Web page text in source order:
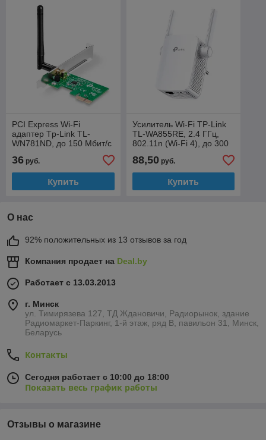
PCI Express Wi-Fi
адаптер Tp-Link TL-
WN781ND, до 150 Мбит/с
36 руб.
Купить
Усилитель Wi-Fi TP-Link
TL-WA855RE, 2.4 ГГц,
802.11n (Wi-Fi 4), до 300
88,50руб.
Купить
О нас
92% положительных из 13 отзывов за год
Компания продает на Deal.by
Работает с 13.03.2013
г. Минск
ул. Тимирязева 127, ТД Ждановичи, Радиорынок, здание
Радиомаркет-Паркинг, 1-й этаж, ряд В, павильон 31, Минск,
Беларусь
Контакты
Сегодня работает с 10:00 до 18:00
Показать весь график работы
Отзывы о магазине